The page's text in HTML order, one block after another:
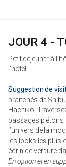
JOUR 4 -
Petit déjeuner à
l’hôtel.
Suggestion de
branchés de
Hachiko.
passages piétons
l’univers de la
les looks les plus
écrin de verdure
En option et en